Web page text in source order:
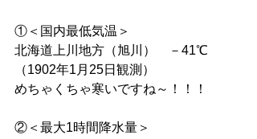
①＜国内最低気温＞
北海道上川地方（旭川）　－41℃
（1902年1月25日観測）
めちゃくちゃ寒いですね～！！！
②＜最大1時間降水量＞